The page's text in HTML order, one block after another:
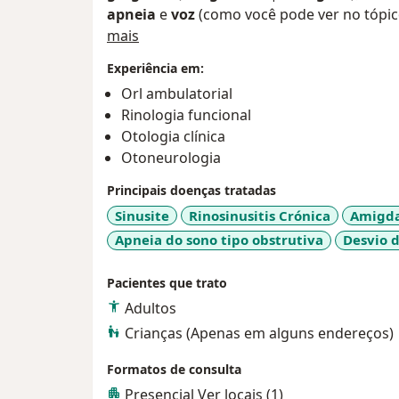
apneia evoz(como você pode ver no
distúrbios
melhor tratamento
revelam, embenefício
de cada caso éimportante
através de medicamentos
atençãoindividualizada, focado na
amigávelesimpáticaque se desenvolve a
iremos proportratamento. Tenho
orientaçõesterapêuticas, e além disso,
dúvidas, pois para que haja entendimento
mais
Experiência em:
Orl ambulatorial
Rinologia funcional
Otologia clínica
Otoneurologia
Principais doenças tratadas
Sinusite Rinosinusitis Crónica
Apneia do sono tipo obstrutiva
Desvio
Pacientes que trato
Adultos
Crianças (Apenas em alguns endereços)
Formatos de consulta
Presencial Ver locais (1)